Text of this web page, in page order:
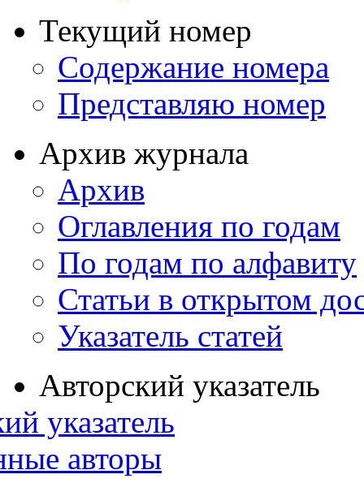
Текущий номер
Содержание номера
Представляю номер
Архив журнала
Архив
Оглавления по годам
По годам по алфавиту
Статьи в открытом
Указатель статей
Авторский указатель
указатель
авторы